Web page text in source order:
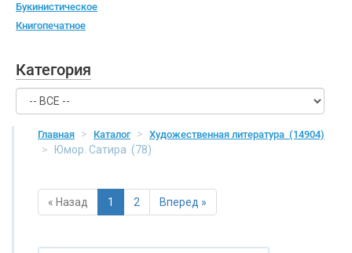
Букинистическое
Книгопечатное
Категория
Главная Каталог Художественная литература (14904)
Юмор. Сатира (78)
« Назад 1 2 Вперед »